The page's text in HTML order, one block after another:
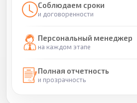
Соблюдаем сроки
и договоренности
Персональный менеджер
на каждом этапе
Полная отчетность
и прозрачность